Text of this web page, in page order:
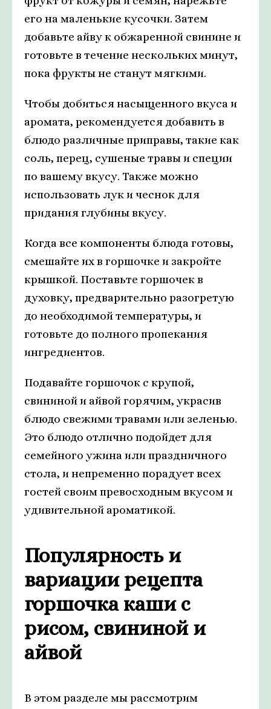
его на маленькие кусочки. Затем
добавьте айву к обжаренной свинине и
готовьте в течение нескольких минут,
пока фрукты не станут мягкими.
Чтобы добиться насыщенного вкуса и
аромата, рекомендуется добавить в
блюдо различные приправы, такие как
соль, перец, сушеные травы и специи
по вашему вкусу. Также можно
использовать лук и чеснок для
придания глубины вкусу.
Когда все компоненты блюда готовы,
смешайте их в горшочке и закройте
крышкой. Поставьте горшочек в
духовку, предварительно разогретую
до необходимой температуры, и
готовьте до полного пропекания
ингредиентов.
Подавайте горшочок с крупой,
свининой и айвой горячим, украсив
блюдо свежими травами или зеленью.
Это блюдо отлично подойдет для
семейного ужина или праздничного
стола, и непременно порадует всех
гостей своим превосходным вкусом и
удивительной ароматикой.
Популярность и
вариации рецепта
горшочка каши с
рисом, свининой и
айвой
В этом разделе мы рассмотрим